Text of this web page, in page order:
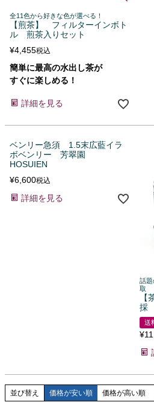
全11色から好きな色が選べる！
【煎茶】 フィルターインボト
ル 煎茶入りセット
¥4,455税込
簡単に最高の水出し茶が
すぐに楽しめる！
詳細を見る
ベンリー急須 1.5末広藍イラ
ボベンリー 芳翠園
HOSUIEN
¥6,600税込
詳細を見る
話題
取
採
送
¥
並び替え 価格が安い順 価格が高い順